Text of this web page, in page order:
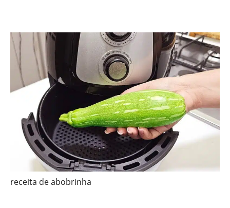
receita de abobrinha